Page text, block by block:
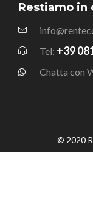
Restiamo in
Tel: +39
Chatta con
© 2020